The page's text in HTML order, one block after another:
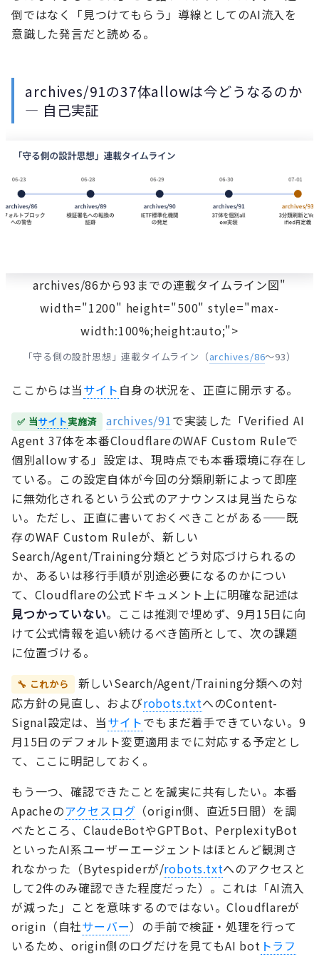
倒ではなく「見つけてもらう」導線としてのAI流入を
意識した発言だと読める。
archives/91の37体allowは今どうなるのか
— 自己実証
archives/86から93までの連載タイムライン図"
width="1200" height="500" style="max-
width:100%;height:auto;">
「守る側の設計思想」連載タイムライン（archives/86〜93）
ここからは当サイト 自身の状況を、正直に開示する。
✅ 当サイト実施済 archives/91で実装した「Verified AI
Agent 37体を本番CloudflareのWAF Custom Ruleで
個別allowする」設定は、現時点でも本番環境に存在し
ている。この設定自体が今回の分類刷新によって即座
に無効化されるという公式のアナウンスは見当たらな
い。ただし、正直に書いておくべきことがある——既
存のWAF Custom Ruleが、新しい
Search/Agent/Training分類とどう対応づけられるの
か、あるいは移行手順が別途必要になるのかについ
て、Cloudflareの公式ドキュメント上に明確な記述は
見つかっていない。ここは推測で埋めず、9月15日に向
けて公式情報を追い続けるべき箇所として、次の課題
に位置づける。
🔧 これから
新しいSearch/Agent/Training分類への対
応方針の見直し、およびrobots.txtへのContent-
Signal設定は、当サイトでもまだ着手できていない。9
月15日のデフォルト変更適用までに対応する予定とし
て、ここに明記しておく。
もう一つ、確認できたことを誠実に共有したい。本番
Apacheのアクセスログ （origin側、直近5日間）を調
べたところ、ClaudeBotやGPTBot、PerplexityBot
といったAI系ユーザーエージェントはほとんど観測さ
れなかった（Bytespiderが/robots.txtへのアクセスと
して2件のみ確認できた程度だった）。これは「AI流入
が減った」ことを意味するのではない。Cloudflareが
origin（自社サーバー）の手前で検証・処理を行って
いるため、origin側のログだけを見てもAI bot トラフ